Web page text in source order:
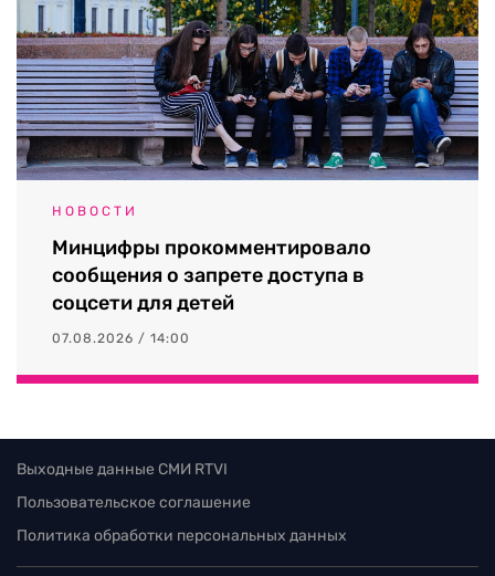
НОВОСТИ
Минцифры прокомментировало
сообщения о запрете доступа в
соцсети для детей
07.08.2026 / 14:00
Выходные данные СМИ RTVI
Пользовательское соглашение
Политика обработки персональных данных